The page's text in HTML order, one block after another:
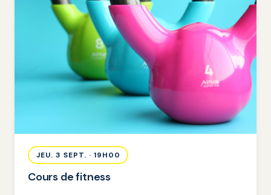
JEU. 3 SEPT. · 19H00
Cours de fitness